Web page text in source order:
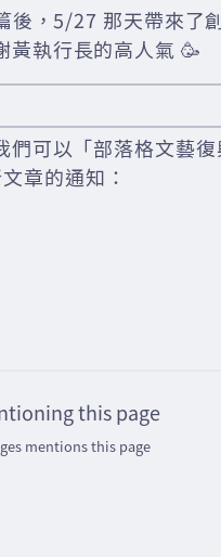
，5/27 那天帶來了
執行長的高人氣 🥳
可以「部落格文藝復
章的通知：
this page
mentions this page